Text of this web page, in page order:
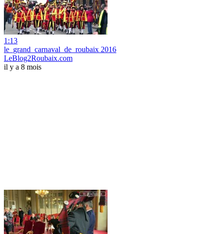
1:13
le_grand_carnaval_de_roubaix 2016
LeBlog2Roubaix.com
il y a 8 mois